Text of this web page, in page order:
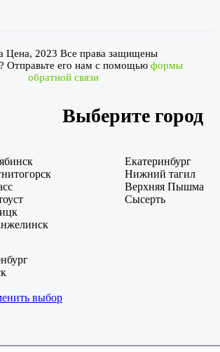
Цена, 2023 Все права защищены
Отправьте его нам с помощью формы
обратной связи
Выберите город
Екатеринбург
Нижний тагил
Верхняя Пышма
Сысерть
выбор